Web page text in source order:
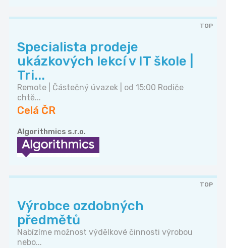
TOP
Specialista prodeje
ukázkových lekcí v IT škole |
Tri...
Remote | Částečný úvazek | od 15:00 Rodiče
chtě...
Celá ČR
Algorithmics s.r.o.
TOP
Výrobce ozdobných
předmětů
Nabízíme možnost výdělkové činnosti výrobou
nebo...